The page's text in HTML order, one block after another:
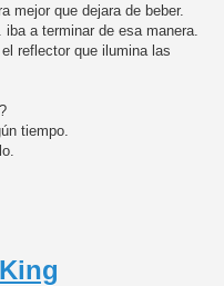
mejor que dejara de beber.
a terminar de esa manera.
reflector que ilumina las
tiempo.
King